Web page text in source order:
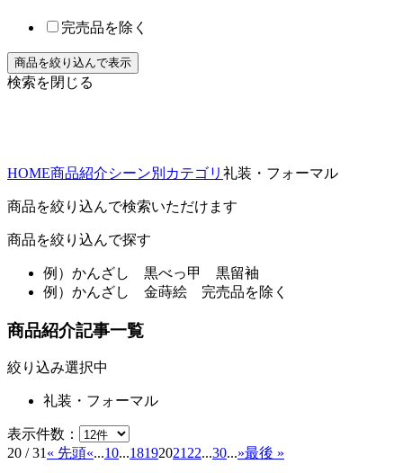
完売品を除く
検索を閉じる
HOME商品紹介シーン別カテゴリ 礼装・フォーマル
商品を絞り込んで検索いただけます
商品を絞り込んで探す
例） かんざし 黒べっ甲 黒留袖
例） かんざし 金蒔絵 完売品を除く
商品紹介記事一覧
絞り込み選択中
礼装・フォーマル
表示件数：
20 / 31 « 先頭«...10...18192021 22...30...»最後 »